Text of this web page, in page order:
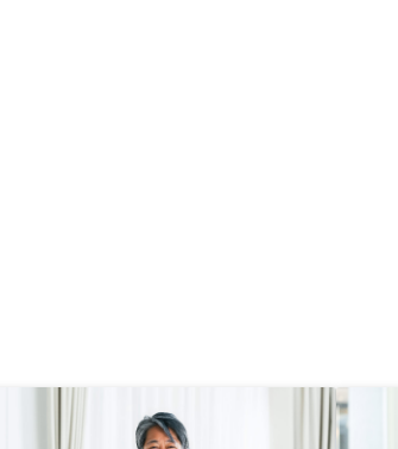
です。ぜひ、サービスを活用して、
資産形成を進めていただければと思
います。